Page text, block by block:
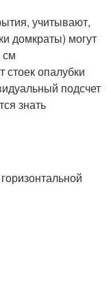
учитывают,
домкраты) могут
см
стоек опалубки
подсчет
знать